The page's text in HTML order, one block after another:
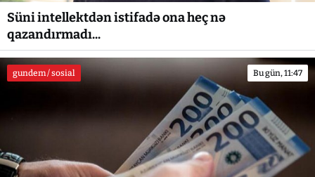
Süni intellektdən istifadə ona heç nə
qazandırmadı...
gundem / sosial Bu gün, 11:47